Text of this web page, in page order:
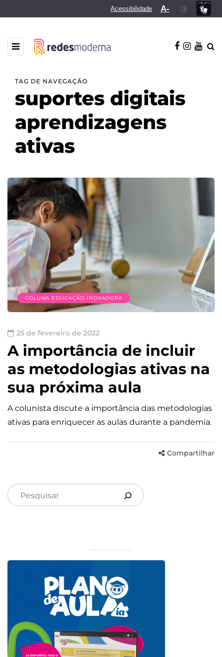
Acessibilidade A-
TAG DE NAVEGAÇÃO
suportes digitais
aprendizagens
ativas
COLUNA EDUCAÇÃO INOVADORA
25 de fevereiro de 2022
A importância de incluir
as metodologias ativas na
sua próxima aula
A colunista discute a importância das metodologias
ativas para enriquecer as aulas durante a pandemia.
Compartilhar